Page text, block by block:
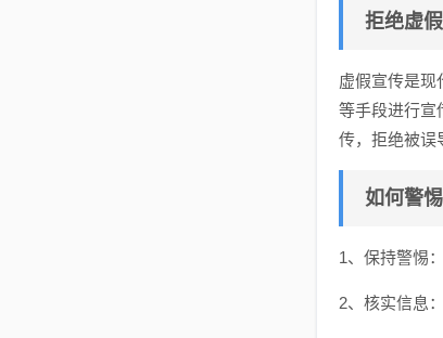
拒绝虚
虚假宣传是现
等手段进行宣
传，拒绝被误
如何警
1、保持警惕
2、核实信息